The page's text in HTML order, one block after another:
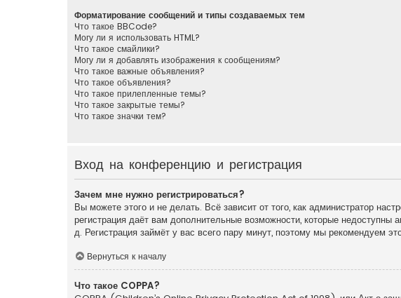
Форматирование сообщений и типы создаваемых тем
Что такое BBCode?
Могу ли я использовать HTML?
Что такое смайлики?
Могу ли я добавлять изображения к сообщениям?
Что такое важные объявления?
Что такое объявления?
Что такое прилепленные темы?
Что такое закрытые темы?
Что такое значки тем?
Вход на конференцию и регистрация
Зачем мне нужно регистрироваться?
Вы можете этого и не делать. Всё зависит от того, как администратор
регистрация даёт вам дополнительные возможности, которые
д. Регистрация займёт у вас всего пару минут, поэтому мы рекомендуем
Вернуться к началу
Что такое COPPA?